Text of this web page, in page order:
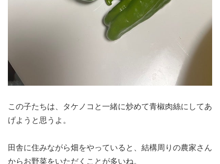
この子たちは、タケノコと一緒に炒めて青椒肉絲にしてあ
げようと思うよ。
田舎に住みながら畑をやっていると、結構周りの農家さん
からお野菜をいただくことが多いね。